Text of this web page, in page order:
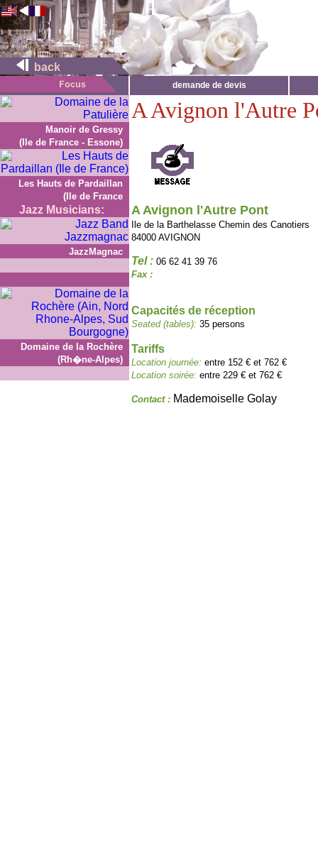
back
demande de devis
Manoir de Gressy
(Ile de France - Essone)
Les Hauts de Pardaillan
(Ile de France
Jazz Musicians:
JazzMagnac
Domaine de la Rochère
(Rh�ne-Alpes)
A Avignon l'Autre
A Avignon l'Autre Pont
Ile de la Barthelasse Chemin des Canotiers
84000 AVIGNON
Tel : 06 62 41 39 76
Fax :
Capacités de réception
Seated (tables): 35 persons
Tariffs
Location journée: entre 152 € et 762 €
Location soirée: entre 229 € et 762 €
Contact : Mademoiselle Golay